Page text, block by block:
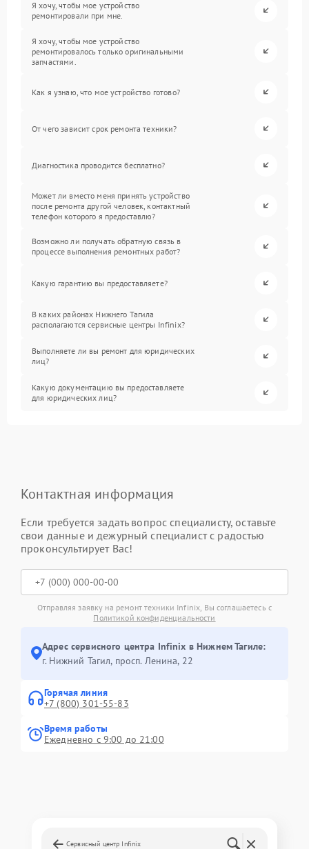
Я хочу, чтобы мое устройство
ремонтировали при мне.
Я хочу, чтобы мое устройство
ремонтировалось только оригинальными
запчастями.
Как я узнаю, что мое устройство готово?
От чего зависит срок ремонта техники?
Диагностика проводится бесплатно?
Может ли вместо меня принять устройство
после ремонта другой человек, контактный
телефон которого я предоставлю?
Возможно ли получать обратную связь в
процессе выполнения ремонтных работ?
Какую гарантию вы предоставляете?
В каких районах Нижнего Тагила
располагаются сервисные центры Infinix?
Выполняете ли вы ремонт для юридических
лиц?
Какую документацию вы предоставляете
для юридических лиц?
Контактная информация
Если требуется задать вопрос специалисту, оставьте
свои данные и дежурный специалист с радостью
проконсультирует Вас!
Отправляя заявку на ремонт техники Infinix, Вы соглашаетесь с
Политикой конфиденциальности
Адрес сервисного центра Infinix в Нижнем Тагиле:
г. Нижний Тагил, просп. Ленина, 22
Горячая линия
+7 (800) 301-55-83
Время работы
Ежедневно с 9:00 до 21:00
Сервисный центр Infinix